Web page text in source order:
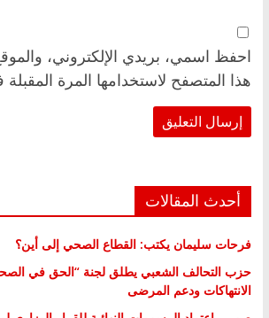
احفظ اسمي، بريدي الإلكتروني،
هذا المتصفح لاستخدامها المرة
أحدث المقالات
فرحات سليمان يكتب: القطاع الصحي إلى أين؟
حزب التحالف الشعبي يطلق لجنة “الحق في
الانتهاكات ودعم المرضى